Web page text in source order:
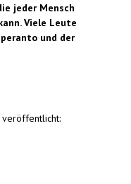
jeder Mensch
Viele Leute
und der